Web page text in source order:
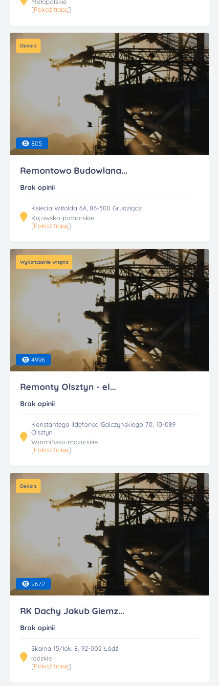
[Pokaż trasę]
Dekarz
805
Remontowo Budowlana...
Brak opinii
Ksiecia Witolda 6A, 86-300 Grudziądz
Kujawsko-pomorskie
[Pokaż trasę]
Wykończenie wnętrz
4996
Remonty Olsztyn - el...
Brak opinii
Konstantego Ildefonsa Galczynskiego 70, 10-089
Olsztyn
Warmińsko-mazurskie
[Pokaż trasę]
Dekarz
2672
RK Dachy Jakub Giemz...
Brak opinii
Skalna 15/lok. 8, 92-002 Łódź
łódzkie
[Pokaż trasę]